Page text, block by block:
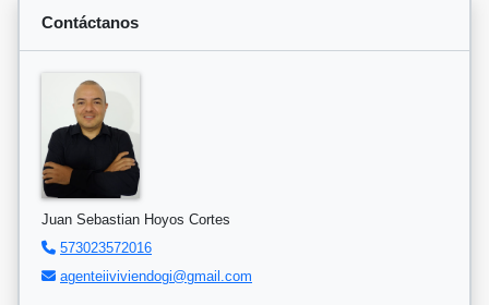
Contáctanos
Juan Sebastian Hoyos Cortes
573023572016
agenteiiviviendogi@gmail.com